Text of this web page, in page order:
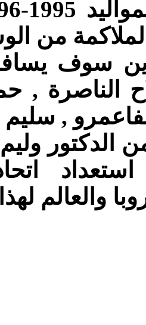
سوف
الناصرة ,
الدكتور
اتحاد
والعالم